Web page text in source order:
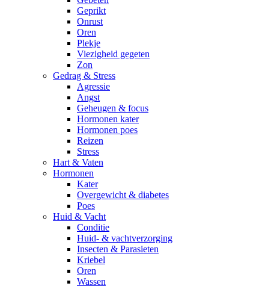
Geprikt
Onrust
Oren
Plekje
Viezigheid gegeten
Zon
Gedrag & Stress
Agressie
Angst
Geheugen & focus
Hormonen kater
Hormonen poes
Reizen
Stress
Hart & Vaten
Hormonen
Kater
Overgewicht & diabetes
Poes
Huid & Vacht
Conditie
Huid- & vachtverzorging
Insecten & Parasieten
Kriebel
Oren
Wassen